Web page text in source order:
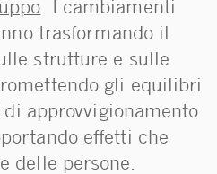
. I cambiamenti
trasformando il
strutture e sulle
gli equilibri
approvvigionamento
effetti che
delle persone.